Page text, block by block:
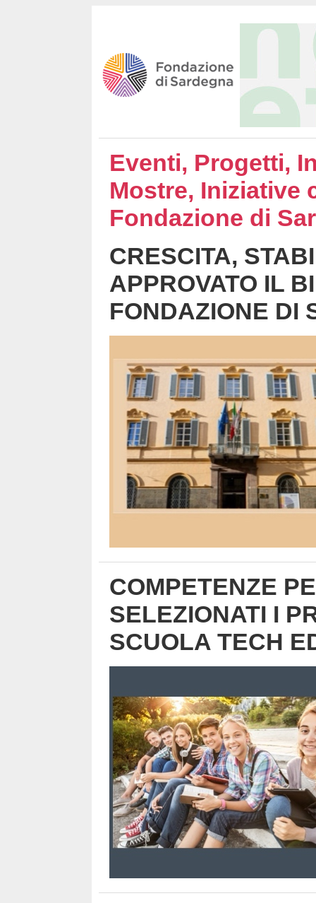
Eventi, Progetti,
Mostre, Iniziative
Fondazione di
CRESCITA,
APPROVATO IL
FONDAZIONE DI
COMPETENZE
SELEZIONATI I
SCUOLA TECH